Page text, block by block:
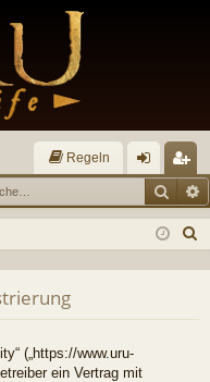
Regeln
m
n
eg
ist
n
(„https://www.uru-
ein Vertrag mit